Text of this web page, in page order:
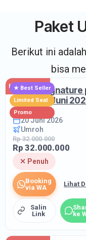
Paket
Berikut ini
bisa
★ Best Seller
Limited Seat
Promo
Kursi Penuh
Umroh Signature
Dubai 20 Juni
via Etihad
20 Juni 2026
Umroh
Rp 32.000.000
Rp 32.000.000
✕ Penuh
Booking
via WA
Lihat
Salin
Link
ke